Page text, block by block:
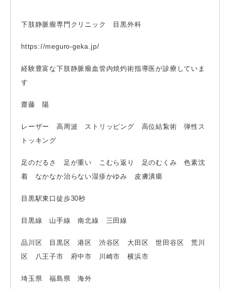
下肢静脈瘤専門クリニック 目黒外科
https://meguro-geka.jp/
経験豊富な下肢静脈瘤血管内焼灼術指導医が診療していま
す
齋藤 陽
レーザー 高周波 ストリッピング 高位結紮術 弾性ス
トッキング
足のだるさ 足が重い こむら返り 足のむくみ 色素沈
着 なかなか治らない湿疹かゆみ 皮膚潰瘍
目黒駅東口徒歩30秒
目黒線 山手線 南北線 三田線
品川区 目黒区 港区 渋谷区 大田区 世田谷区 荒川
区 八王子市 府中市 川崎市 横浜市
埼玉県 福島県 海外